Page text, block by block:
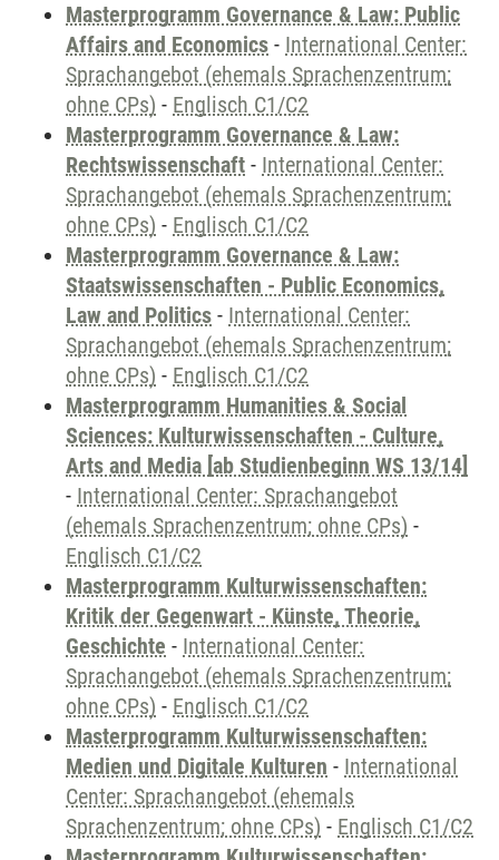
Masterprogramm Governance & Law: Public
Affairs and Economics - International Center:
Sprachangebot (ehemals Sprachenzentrum;
ohne CPs) - Englisch C1/C2
Masterprogramm Governance & Law:
Rechtswissenschaft - International Center:
Sprachangebot (ehemals Sprachenzentrum;
ohne CPs) - Englisch C1/C2
Masterprogramm Governance & Law:
Staatswissenschaften - Public Economics,
Law and Politics - International Center:
Sprachangebot (ehemals Sprachenzentrum;
ohne CPs) - Englisch C1/C2
Masterprogramm Humanities & Social
Sciences: Kulturwissenschaften - Culture,
Arts and Media [ab Studienbeginn WS 13/14]
- International Center: Sprachangebot
(ehemals Sprachenzentrum; ohne CPs) -
Englisch C1/C2
Masterprogramm Kulturwissenschaften:
Kritik der Gegenwart - Künste, Theorie,
Geschichte - International Center:
Sprachangebot (ehemals Sprachenzentrum;
ohne CPs) - Englisch C1/C2
Masterprogramm Kulturwissenschaften:
Medien und Digitale Kulturen - International
Center: Sprachangebot (ehemals
Sprachenzentrum; ohne CPs) - Englisch C1/C2